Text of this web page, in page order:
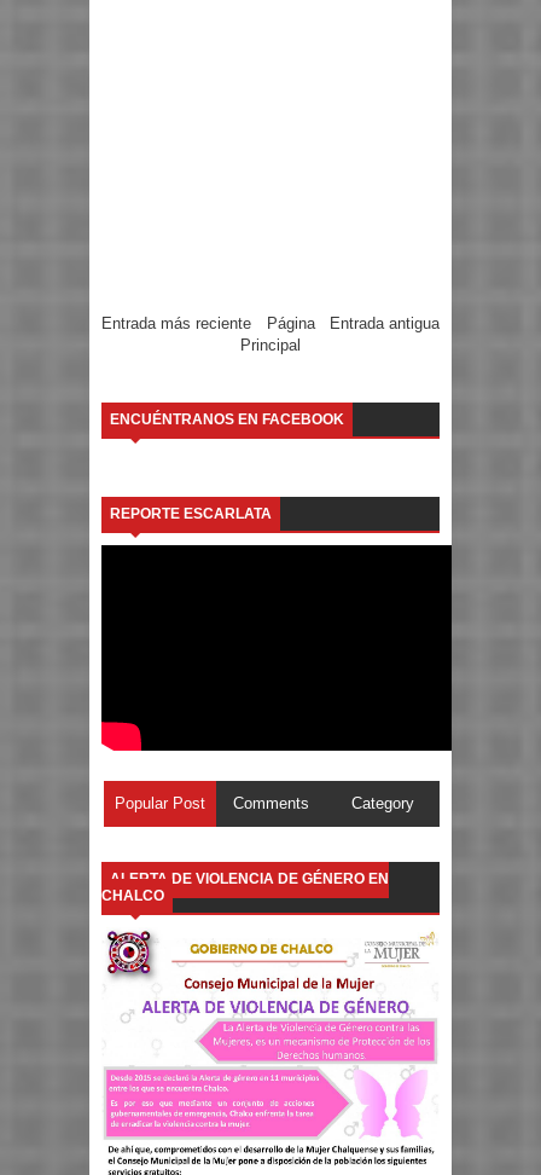
Entrada más reciente Entrada antigua
Página
Principal
ENCUÉNTRANOS EN FACEBOOK
REPORTE ESCARLATA
Popular Post Comments Category
ALERTA DE VIOLENCIA DE GÉNERO EN
CHALCO